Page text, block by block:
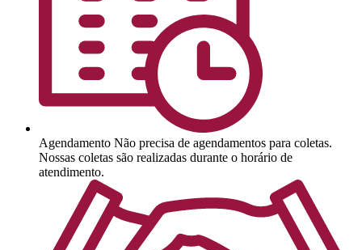
Agendamento Não precisa de agendamentos para coletas.
Nossas coletas são realizadas durante o horário de
atendimento.